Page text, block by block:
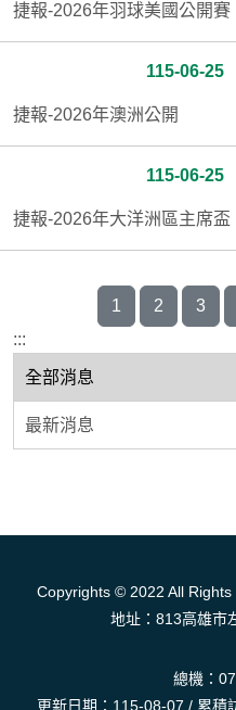
:::
全部消息
最新消息
捷報-2026年羽球美國公開賽
115-06-25
捷報-2026年澳洲公開
115-06-25
捷報-2026年大洋洲區主席盃
1 2 3
Copyrights © 2022 All
地址：813高雄市
總機：
更新日期：115-08-07 / 累積